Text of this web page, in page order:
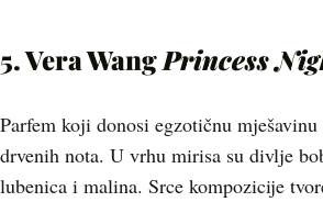
5. Vera WangPrincess
Parfem koji donosi egzotičnu
drvenih nota. U vrhu mirisa su divlje
lubenica i malina. Srce kompozicije